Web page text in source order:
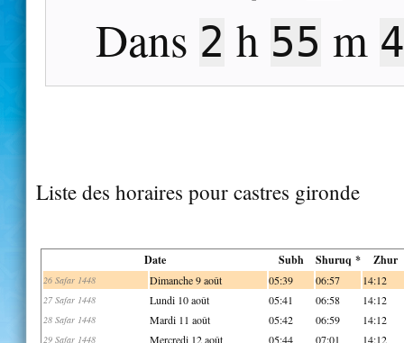
Dans 2 h 55 m
Liste des horaires pour castres gironde
Date Subh Shuruq * Zhur
26 Safar 1448 Dimanche 9 août 05:39 06:57 14:12
27 Safar 1448 Lundi 10 août 05:41 06:58 14:12
28 Safar 1448 Mardi 11 août 05:42 06:59 14:12
29 Safar 1448 Mercredi 12 août 05:44 07:01 14:12